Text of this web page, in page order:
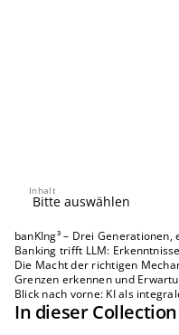
Inhalt
Inhalt
banKIng³ – Drei Generationen,
Banking trifft LLM:
Die Macht der richtigen
Grenzen erkennen und
Blick nach vorne: KI als
In dieser